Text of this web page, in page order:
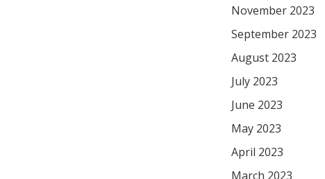
November 2023
September 2023
August 2023
July 2023
June 2023
May 2023
April 2023
March 2023